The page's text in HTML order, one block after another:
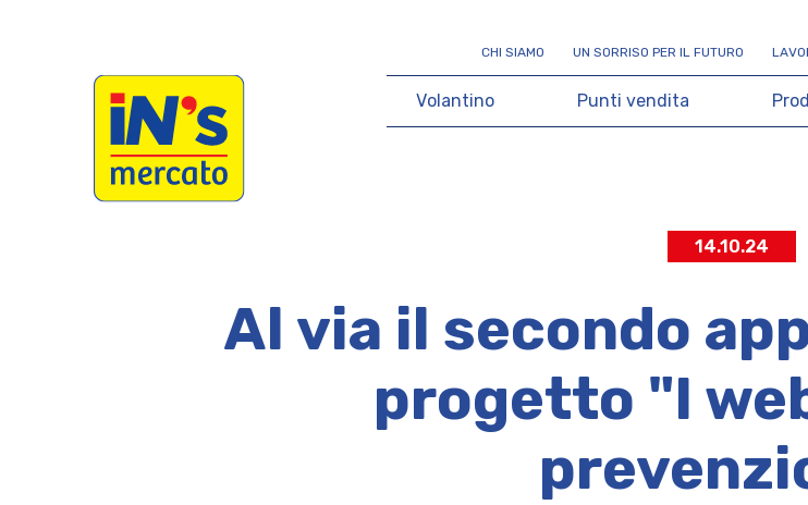
iN's Mercato
CHI SIAMO UN SORRISO PER IL FUTURO LAVO
Volantino Punti vendita Prod
14.10.24
Al via il secondo
progetto "I